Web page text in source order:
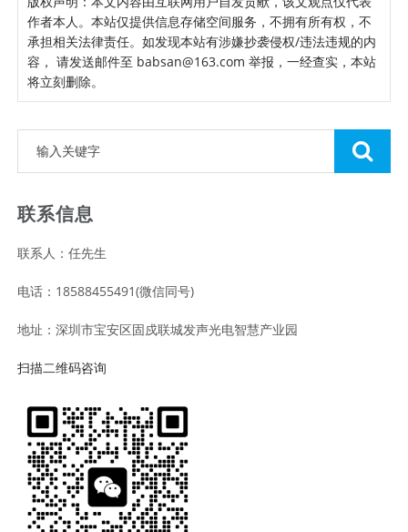
作者本人。本站仅提供信息存储空间服务，不拥有所有权，不
承担相关法律责任。如发现本站有涉嫌抄袭侵权/违法违规的内
容， 请发送邮件至 babsan@163.com 举报，一经查实，本站
将立刻删除。
联系信息
联系人：任先生
电话：18588455491(微信同号)
地址：深圳市宝安区固戍联城发声光电智慧产业园
扫描二维码咨询